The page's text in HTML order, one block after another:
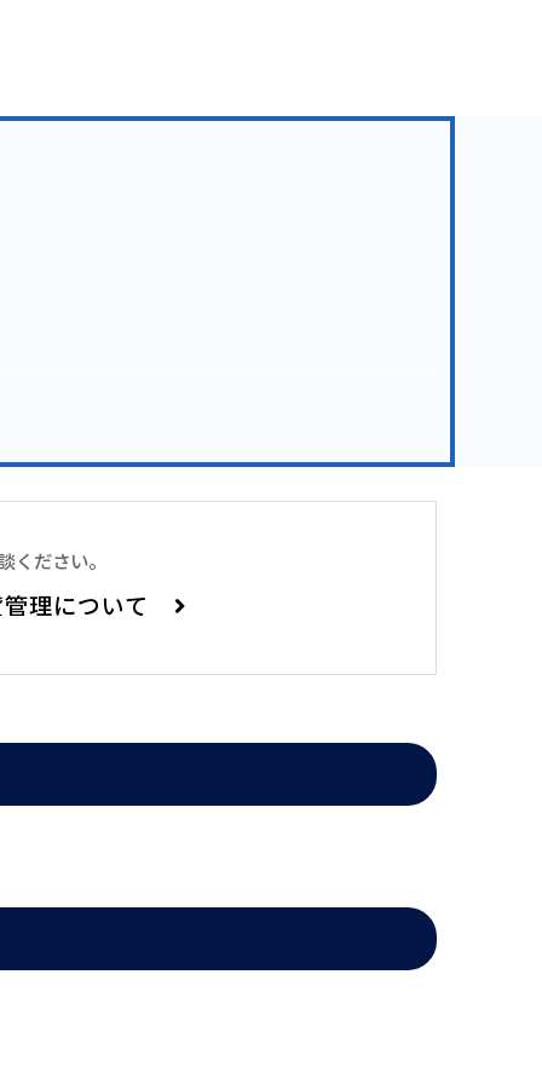
です。宅配ボックスがございますので、普段忙しく荷物
ください。
理について